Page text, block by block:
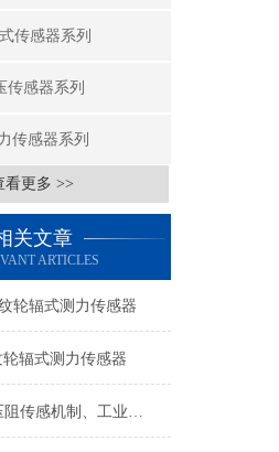
传感器系列
传感器系列
传感器系列
看更多 >>
关文章
ARTICLES
轮辐式测力传感器
辐式测力传感器
油压传感器压阻传感机制、工业工况适配与标准化运维管理